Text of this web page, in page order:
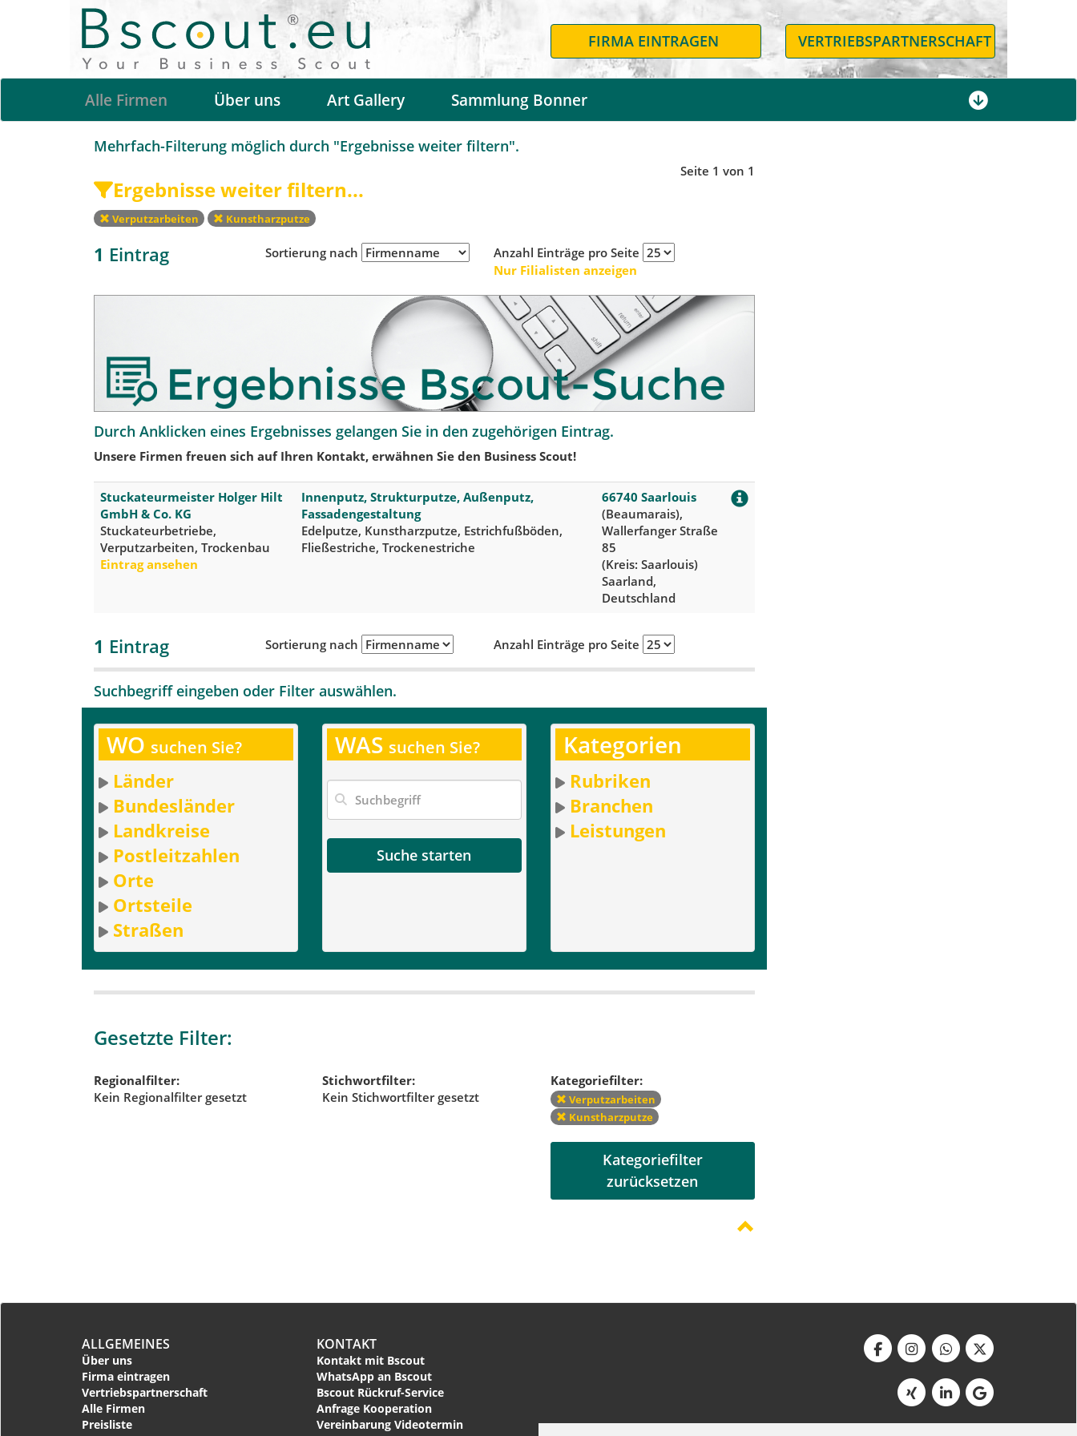
FIRMA EINTRAGEN VERTRIEBSPARTNERSCHAFT
Alle Firmen Über uns Art Gallery Sammlung Bonner
Mehrfach-Filterung möglich durch "Ergebnisse weiter filtern".
Ergebnisse weiter filtern...
Seite 1 von 1
Verputzarbeiten Kunstharzputze
1 Eintrag Sortierung nach
Anzahl Einträge pro Seite
Nur Filialisten anzeigen
Durch Anklicken eines Ergebnisses gelangen Sie in den zugehörigen Eintrag.
Unsere Firmen freuen sich auf Ihren Kontakt, erwähnen Sie den Business Scout!
Stuckateurmeister Holger Hilt
GmbH & Co. KG
Stuckateurbetriebe,
Verputzarbeiten, Trockenbau
Eintrag ansehen
Innenputz, Strukturputze, Außenputz,
Fassadengestaltung
Edelputze, Kunstharzputze, Estrichfußböden,
Fließestriche, Trockenestriche
66740 Saarlouis
(Beaumarais),
Wallerfanger Straße
85
(Kreis: Saarlouis)
Saarland,
Deutschland
1 Eintrag Sortierung nach Anzahl Einträge pro Seite
Suchbegriff eingeben oder Filter auswählen.
WO suchen Sie?
Länder
Bundesländer
Landkreise
Postleitzahlen
Orte
Ortsteile
Straßen
WAS suchen Sie?
Suche starten
Kategorien
Rubriken
Branchen
Leistungen
Gesetzte Filter:
Regionalfilter:
Kein Regionalfilter gesetzt
Stichwortfilter:
Kein Stichwortfilter gesetzt
Kategoriefilter:
Verputzarbeiten
Kunstharzputze
Kategoriefilter
zurücksetzen
ALLGEMEINES
Über uns
Firma eintragen
Vertriebspartnerschaft
Alle Firmen
Preisliste
KONTAKT
Kontakt mit Bscout
WhatsApp an Bscout
Bscout Rückruf-Service
Anfrage Kooperation
Vereinbarung Videotermin